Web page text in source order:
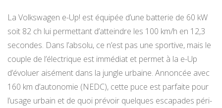
La Volkswagen e-Up! est équipée d’une batterie de 60 kW
soit 82 ch lui permettant d’atteindre les 100 km/h en 12,3
secondes. Dans l’absolu, ce n’est pas une sportive, mais le
couple de l’électrique est immédiat et permet à la e-Up
d’évoluer aisément dans la jungle urbaine. Annoncée avec
160 km d’autonomie (NEDC), cette puce est parfaite pour
l’usage urbain et de quoi prévoir quelques escapades péri-